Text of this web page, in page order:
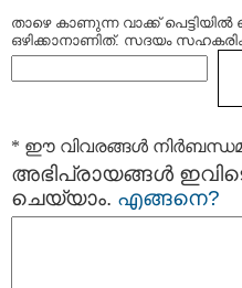
താഴെ കാണുന്ന വാക്ക്
ഒഴിക്കാനാണിത്. സദയം
* ഈ വിവരങ്ങള്‍
അഭിപ്രായങ്ങള്‍
ചെയ്യാം. എങ്ങനെ?